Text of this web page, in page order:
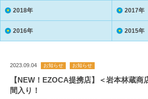
2018年 2017年
2016年 2015年
2023.09.04 お知らせ お知らせ
【NEW！EZOCA提携店】＜岩本林蔵商
間入り！